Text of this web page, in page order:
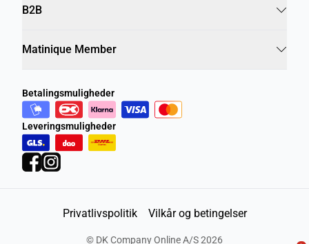
B2B
Matinique Member
Betalingsmuligheder
Leveringsmuligheder
Privatlivspolitik Vilkår og betingelser
© DK Company Online A/S2026